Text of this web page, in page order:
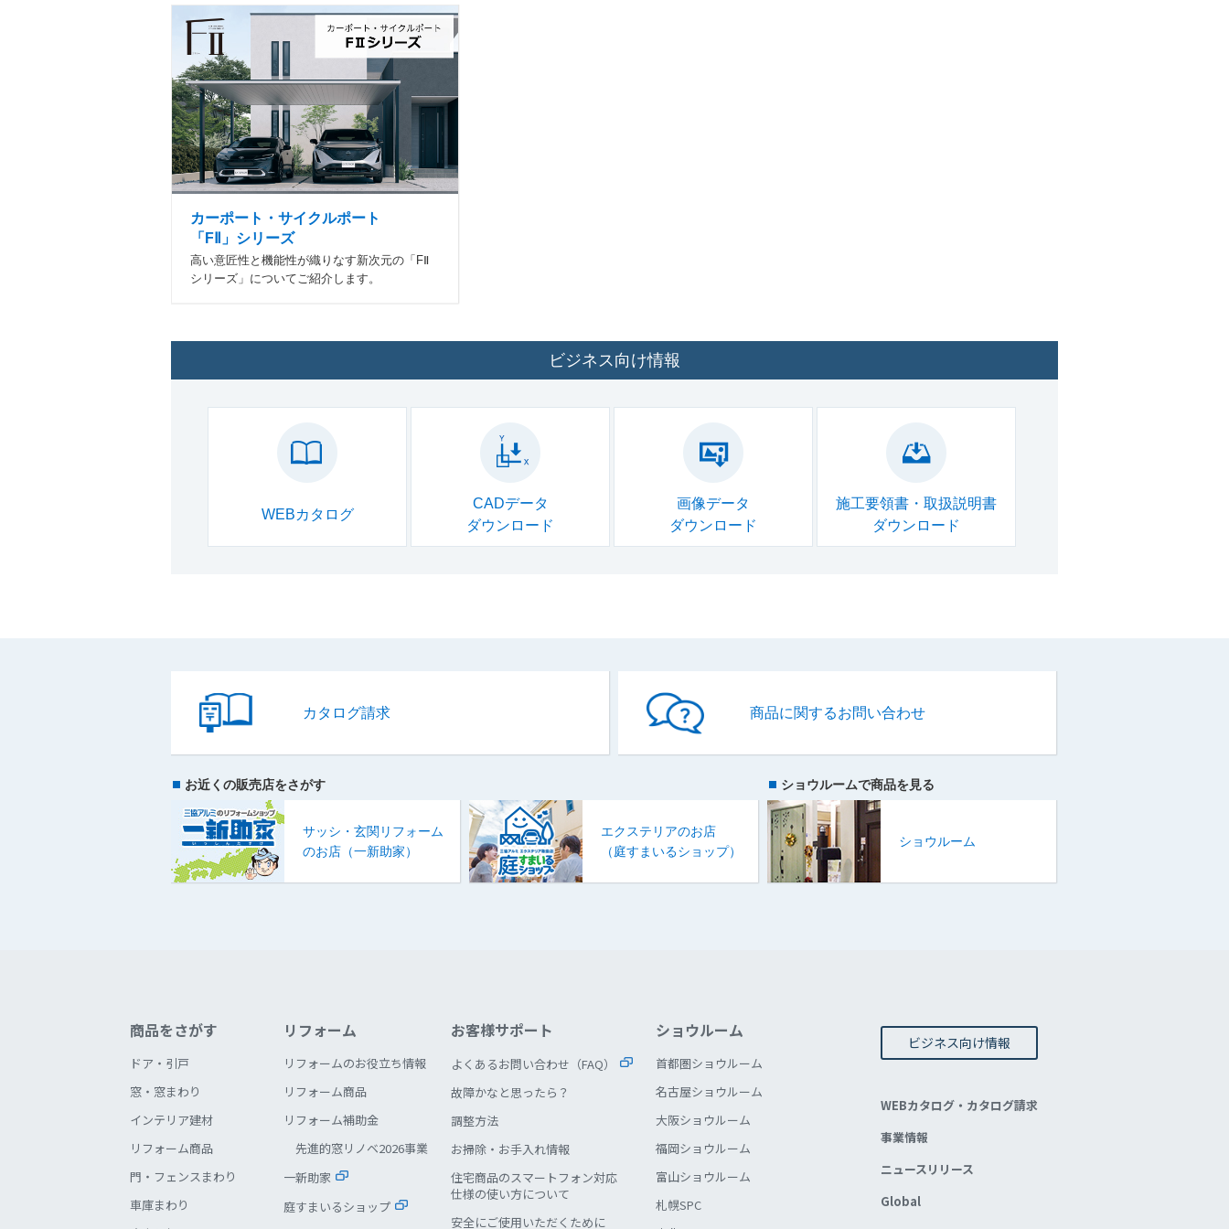
カーポート・サイクルポート
「FⅡ」シリーズ
高い意匠性と機能性が織りなす新次元の「FⅡ
シリーズ」についてご紹介します。
ビジネス向け情報
WEBカタログ
CADデータ
ダウンロード
画像データ
ダウンロード
施工要領書・取扱説明書
ダウンロード
カタログ請求 商品に関するお問い合わせ
お近くの販売店をさがす
サッシ・玄関リフォーム
のお店（一新助家）
エクステリアのお店
（庭すまいるショップ）
ショウルームで商品を見る
ショウルーム
商品をさがす
ドア・引戸
窓・窓まわり
インテリア建材
リフォーム商品
門・フェンスまわり
車庫まわり
リフォーム
リフォームのお役立ち情報
リフォーム商品
リフォーム補助金
先進的窓リノベ2026事業
一新助家
庭すまいるショップ
お客様サポート
よくあるお問い合わせ（FAQ）
故障かなと思ったら？
調整方法
お掃除・お手入れ情報
住宅商品のスマートフォン対応
仕様の使い方について
安全にご使用いただくために
ショウルーム
首都圏ショウルーム
名古屋ショウルーム
大阪ショウルーム
福岡ショウルーム
富山ショウルーム
札幌SPC
ビジネス向け情報
WEBカタログ・カタログ請求
事業情報
ニュースリリース
Global